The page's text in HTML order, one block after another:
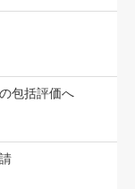
包括評価へ